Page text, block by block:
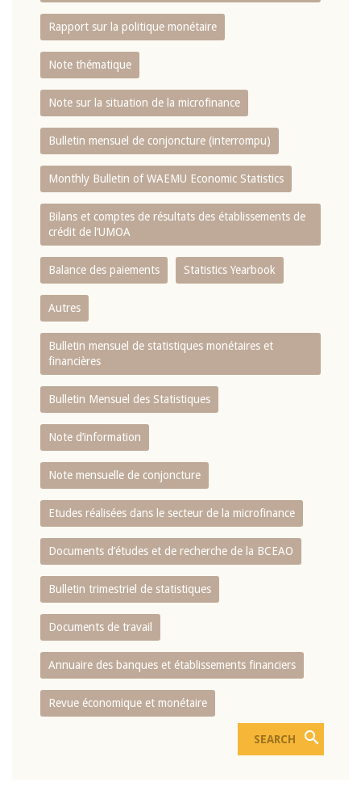
Rapport sur la politique monétaire
Note thématique
Note sur la situation de la microfinance
Bulletin mensuel de conjoncture (interrompu)
Monthly Bulletin of WAEMU Economic Statistics
Bilans et comptes de résultats des établissements de
crédit de l‘UMOA
Balance des paiements Statistics Yearbook
Autres
Bulletin mensuel de statistiques monétaires et
financières
Bulletin Mensuel des Statistiques
Note d’information
Note mensuelle de conjoncture
Etudes réalisées dans le secteur de la microfinance
Documents d’études et de recherche de la BCEAO
Bulletin trimestriel de statistiques
Documents de travail
Annuaire des banques et établissements financiers
Revue économique et monétaire